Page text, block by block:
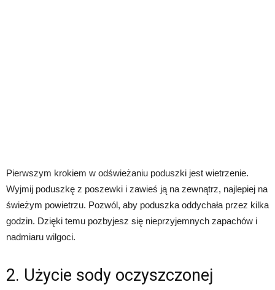
Pierwszym krokiem w odświeżaniu poduszki jest wietrzenie.
Wyjmij poduszkę z poszewki i zawieś ją na zewnątrz, najlepiej na
świeżym powietrzu. Pozwól, aby poduszka oddychała przez kilka
godzin. Dzięki temu pozbyjesz się nieprzyjemnych zapachów i
nadmiaru wilgoci.
2. Użycie sody oczyszczonej